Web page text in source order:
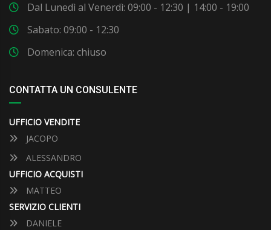
Dal Lunedì al Venerdì: 09:00 - 12:30 | 14:00 - 19:00
Sabato: 09:00 - 12:30
Domenica: chiuso
CONTATTA UN CONSULENTE
UFFICIO VENDITE
JACOPO
ALESSANDRO
UFFICIO ACQUISTI
MATTEO
SERVIZIO CLIENTI
DANIELE